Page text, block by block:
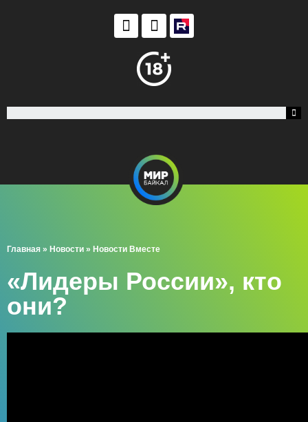
Главная » Новости » Новости Вместе
«Лидеры России», кто
они?